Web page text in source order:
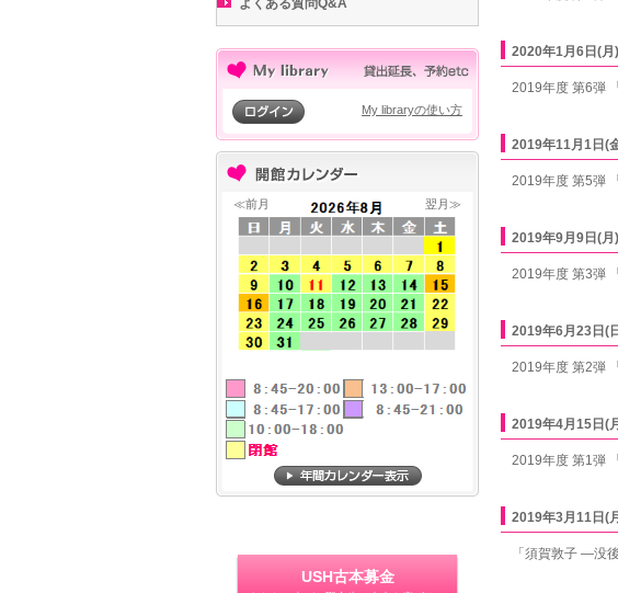
2020年1月6日(月
2019年度 第6弾
2019年11月1日(
2019年度 第5弾
2019年9月9日(月
2019年度 第3弾
2019年6月23日(
2019年度 第2弾
2019年4月15日(
2019年度 第1弾
2019年3月11日(
「須賀敦子 ―没
よくある質問Q&A
My libraryの使い方
≪前月 翌月≫
USH古本募金